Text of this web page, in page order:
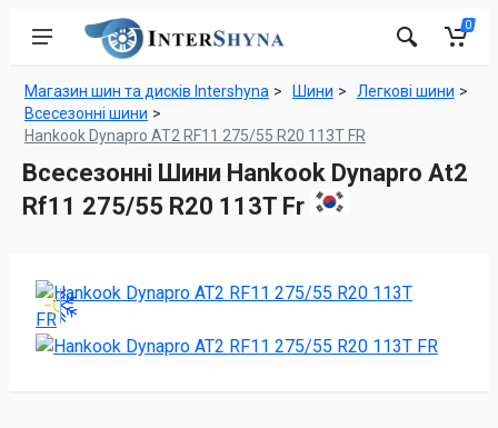
0
Магазин шин та дисків Intershyna Шини
Легкові шини
Всесезонні шини
Hankook Dynapro AT2 RF11 275/55 R20 113T FR
Всесезонні Шини Hankook Dynapro At2
Rf11 275/55 R20 113T Fr